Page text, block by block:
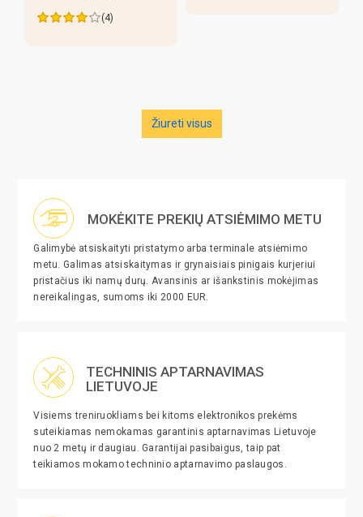
(4)
Žiureti visus
MOKĖKITE PREKIŲ ATSIĖMIMO METU
Galimybė atsiskaityti pristatymo arba terminale atsiėmimo
metu. Galimas atsiskaitymas ir grynaisiais pinigais kurjeriui
pristačius iki namų durų. Avansinis ar išankstinis mokėjimas
nereikalingas, sumoms iki 2000 EUR.
TECHNINIS APTARNAVIMAS
LIETUVOJE
Visiems treniruokliams bei kitoms elektronikos prekėms
suteikiamas nemokamas garantinis aptarnavimas Lietuvoje
nuo 2 metų ir daugiau. Garantijai pasibaigus, taip pat
teikiamos mokamo techninio aptarnavimo paslaugos.